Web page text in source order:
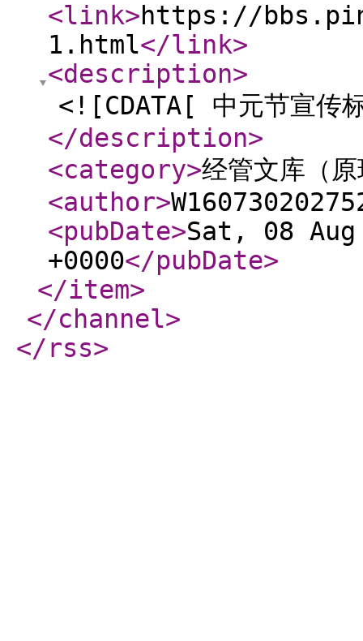
<link>https://
1.html</link>
<description>
<![CDATA[ 中元节宣传
</description>
<category>经管文库（
<author>
<pubDate>Sat, 08
+0000</pubDate>
</item>
</channel>
</rss>